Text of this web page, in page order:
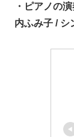
・ピアノの
内ふみ子 / シ